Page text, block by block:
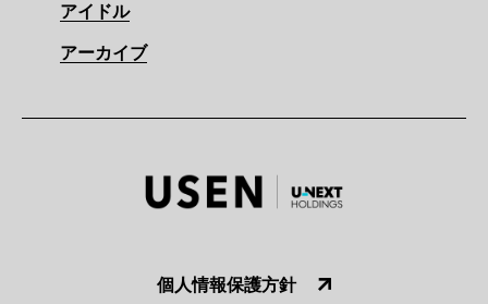
アイドル
アーカイブ
個人情報保護方針